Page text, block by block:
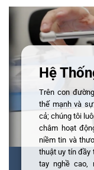
Hệ
Trên con
thế mạnh và
cả; chúng tôi
châm hoạt
niềm tin và
thuật uy tín đầy
tay nghề cao,